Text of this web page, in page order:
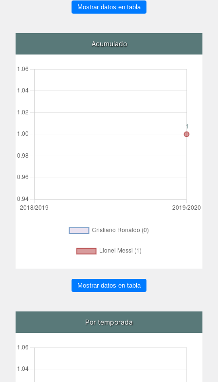
Mostrar datos en tabla
Acumulado
Mostrar datos en tabla
Por temporada